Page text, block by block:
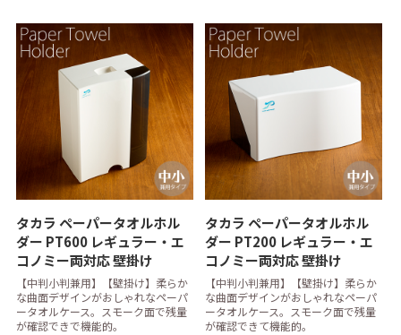
タカラ ペーパータオルホル
ダー PT600 レギュラー・エ
コノミー両対応 壁掛け
【中判小判兼用】【壁掛け】柔らか
な曲面デザインがおしゃれなペーパ
ータオルケース。スモーク面で残量
が確認できで機能的。
タカラ ペーパータオルホル
ダー PT200 レギュラー・エ
コノミー両対応 壁掛け
【中判小判兼用】【壁掛け】柔らか
な曲面デザインがおしゃれなペーパ
ータオルケース。スモーク面で残量
が確認できて機能的。